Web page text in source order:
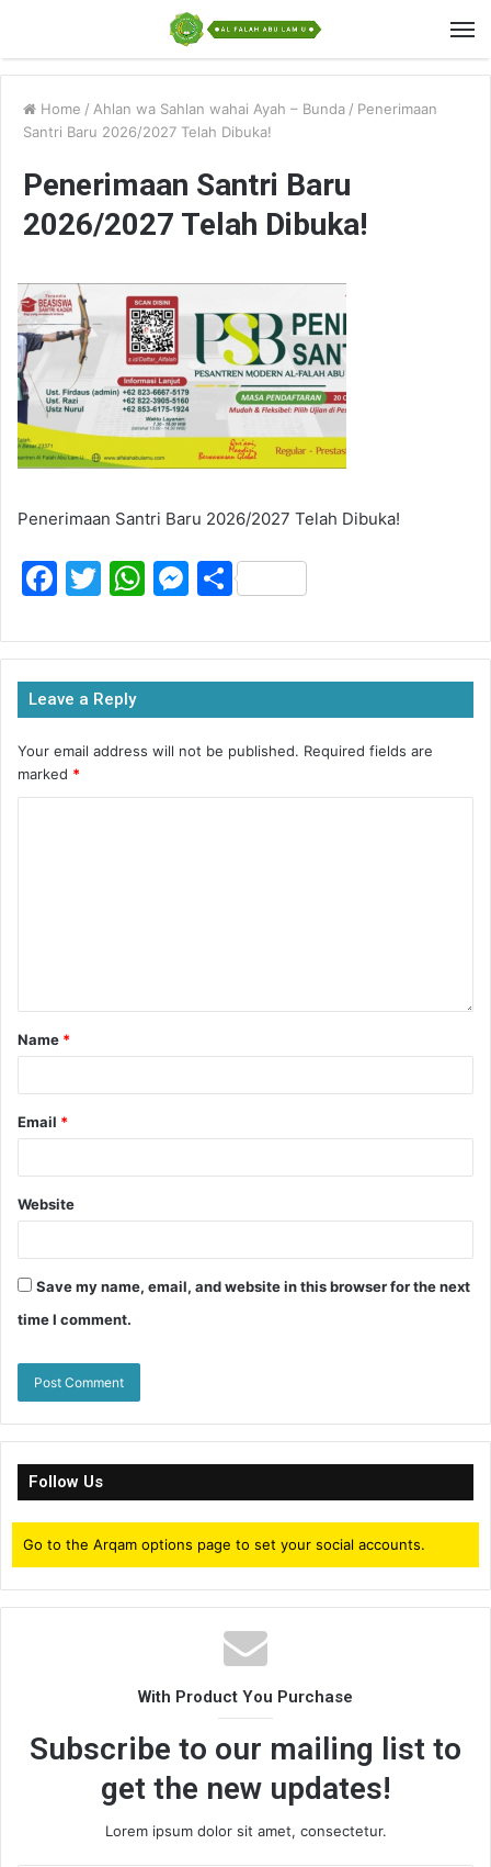
Home / Ahlan wa Sahlan wahai Ayah – Bunda / Penerimaan
Santri Baru 2026/2027 Telah Dibuka!
Penerimaan Santri Baru
2026/2027 Telah Dibuka!
Penerimaan Santri Baru 2026/2027 Telah Dibuka!
F
c
e
b
o
o
T
itt
er
W
at
s
A
p
p
M
s
s
e
n
g
S
ar
e
Leave a Reply
Your email address will not be published. Required fields are
marked *
Name *
Email *
Website
Save my name, email, and website in this browser for the next
time I comment.
Follow Us
Go to the Arqam options page to set your social accounts.
With Product You Purchase
Subscribe to our mailing list to
get the new updates!
Lorem ipsum dolor sit amet, consectetur.